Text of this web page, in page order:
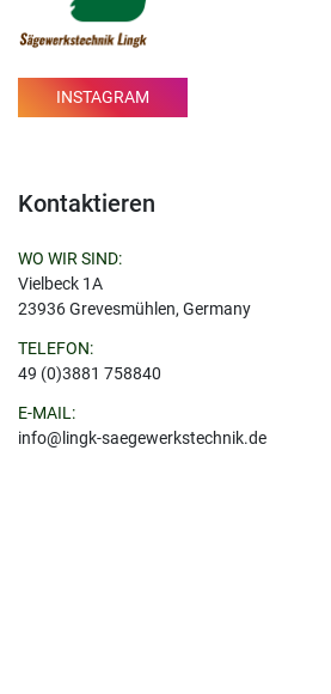
INSTAGRAM
Kontaktieren
WO WIR SIND:
Vielbeck 1A
23936 Grevesmühlen, Germany
TELEFON:
49 (0)3881 758840
E-MAIL:
info@lingk-saegewerkstechnik.de